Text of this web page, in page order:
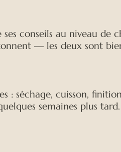
conseils au niveau de
— les deux sont
: séchage, cuisson,
semaines plus tard.